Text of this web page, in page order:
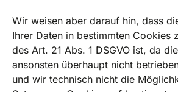
Wir weisen aber darauf hin, dass
Ihrer Daten in bestimmten Cookies
des Art. 21 Abs. 1 DSGVO ist, da
ansonsten überhaupt nicht
und wir technisch nicht die